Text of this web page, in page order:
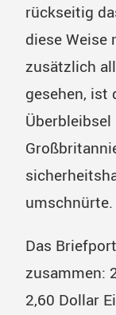
rückseitig
diese Weise
zusätzlich
gesehen, ist
umschnürte.
Das
zusammen:
2,60 Dollar